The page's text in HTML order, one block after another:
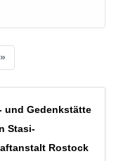
»
und Gedenkstätte
Stasi-
Rostock